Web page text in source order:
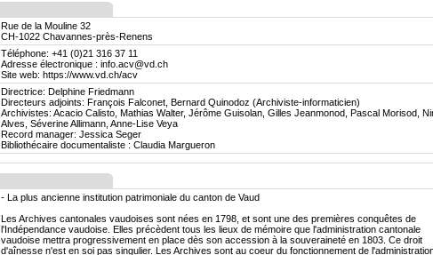
Rue de la Mouline 32
CH-1022 Chavannes-près-Renens
Téléphone: +41 (0)21 316 37 11
Adresse électronique : info.acv@vd.ch
Site web: https://www.vd.ch/acv
Directrice: Delphine Friedmann
Directeurs adjoints: François Falconet, Bernard Quinodoz (Archiviste-informaticien)
Archivistes: Acacio Calisto, Mathias Walter, Jérôme Guisolan, Gilles Jeanmonod, Pascal Morisod,
Alves, Séverine Allimann, Anne-Lise Veya
Record manager: Jessica Seger
Bibliothécaire documentaliste : Claudia Margueron
- La plus ancienne institution patrimoniale du canton de Vaud
Les Archives cantonales vaudoises sont nées en 1798, et sont une des premières conquêtes de
l'Indépendance vaudoise. Elles précèdent tous les lieux de mémoire que l'administration cantonale
vaudoise mettra progressivement en place dès son accession à la souveraineté en 1803. Ce droit
d'aînesse n'est en soi pas singulier. Les Archives sont au coeur du fonctionnement de